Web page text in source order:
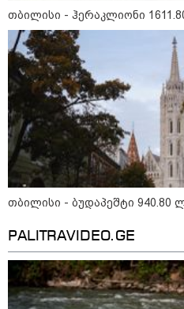
მიღმა
გრამი
თბილისი - ჰერაკლიონი
თბილისი - ბუდაპეშტი 940.80
PALITRAVIDEO.GE